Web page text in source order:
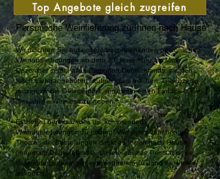
Top Angebote gleich zugreifen
Persönliche Weinlieferung zu Ihnen nach Hause
Wir möchten Sie auf unsere bevorstehenden persönlichen
Weinauslieferungen ab dem 20. November bis Mitte
Dezember in fast allen Regionen Deutschlands, mit den
tollen Lieferangeboten, aufmerksam machen. Gleichzeitig
nutzen wir die Gelegenheit, um Ihnen einen Einblick in die
diesjährige Weinlese zu geben.
Esther ist bereits dabei, die kommenden
Weinauslieferungen zu planen. Wie jedes Jahr bringt
Thomas die Bestellungen direkt zu Ihnen nach Hause
(innerhalb Deutschlands). Unsere oberste Priorität ist es,
dass jede Lieferung in einwandfreiem Zustand bei Ihnen
ankommt.